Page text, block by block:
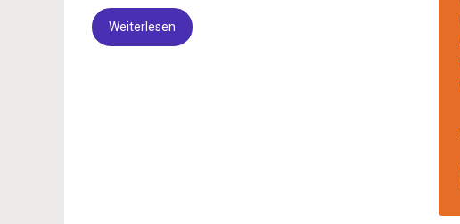
Weiterlesen